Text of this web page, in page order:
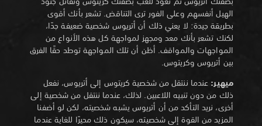
الهيل أنفسهم وعلى الفور ترى التناقض. تشعر بأنك أقوى
بطريقة جيدة: لا يعني ذلك أن أتريوس شخصية ضعيفة جدًا،
لكنك تشعر بأنك معد ومجهز لمواجهة كل هذه الأنواع من
المواجهات والمواقف. أظن أن تلك المواجهة توطد حقًا الفرق
بين أتريوس وكريتوس.
ميهير: عندما ننتقل من شخصية كريتوس إلى أتريوس، نفعل
ذلك من دون تنبيه اللاعبين. لذلك، عندما ننتقل من شخصية إلى
أخرى، نريد التأكد من أن أتريوس يشبه شخصيته، لكن لو أضفنا
المزيد من القوة إلى شخصيته، سيكون ذلك محيرًا للغاية عندما